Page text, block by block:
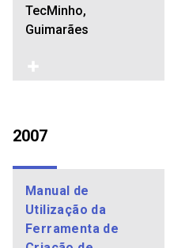
TecMinho,
Guimarães
2007
Manual de
Utilização da
Ferramenta de